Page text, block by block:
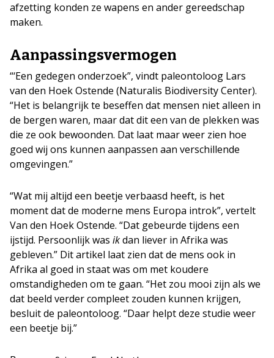
afzetting konden ze wapens en ander gereedschap
maken.
Aanpassingsvermogen
“‘Een gedegen onderzoek”, vindt paleontoloog Lars
van den Hoek Ostende (Naturalis Biodiversity Center).
“Het is belangrijk te beseffen dat mensen niet alleen in
de bergen waren, maar dat dit een van de plekken was
die ze ook bewoonden. Dat laat maar weer zien hoe
goed wij ons kunnen aanpassen aan verschillende
omgevingen.”
“Wat mij altijd een beetje verbaasd heeft, is het
moment dat de moderne mens Europa introk”, vertelt
Van den Hoek Ostende. “Dat gebeurde tijdens een
ijstijd. Persoonlijk was ikdan liever in Afrika was
gebleven.” Dit artikel laat zien dat de mens ook in
Afrika al goed in staat was om met koudere
omstandigheden om te gaan. “Het zou mooi zijn als we
dat beeld verder compleet zouden kunnen krijgen,
besluit de paleontoloog. “Daar helpt deze studie weer
een beetje bij.”